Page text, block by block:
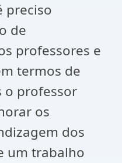
preciso
de
professores e
termos de
o professor
os
dos
um trabalho